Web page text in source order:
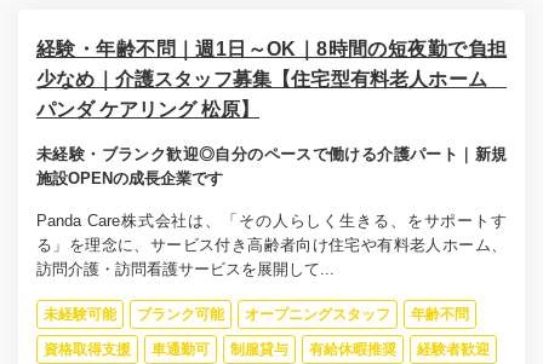
経験・年齢不問｜週1日～OK｜8時間の短夜勤で負担
少なめ｜介護スタッフ募集【住宅型有料老人ホーム
パンダ ケアリング 松原】
未経験・ブランク歓迎◎自分のペースで働ける介護パート｜新規
施設OPENの成長企業です
Panda Care株式会社は、「その人らしく生きる、をサポートす
る」を理念に、サービス付き高齢者向け住宅や有料老人ホーム、
訪問介護・訪問看護サービスを展開して...
未経験可能 ブランク可能 オープニングスタッフ 年齢不問
資格取得支援 車通勤可 制服貸与 有給休暇推奨 経験者歓迎